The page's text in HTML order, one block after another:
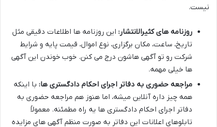
نیست.
روزنامه های کثیرالانتشار: این روزنامه ها اطلاعات دقیقی مثل
تاریخ، ساعت، مکان برگزاری، نوع اموال، قیمت پایه و شرایط
شرکت رو تو آگهی هاشون درج می کنن. خوب خوندن این آگهی
ها خیلی مهمه.
مراجعه حضوری به دفاتر اجرای احکام دادگستری ها: با اینکه
همه چیز داره آنلاین میشه، اما هنوز هم مراجعه حضوری به
دفاتر اجرای احکام دادگستری ها یه راه مطمئنه. معمولاً
تابلوهای اعلانات این دفاتر به صورت منظم آگهی های مزایده